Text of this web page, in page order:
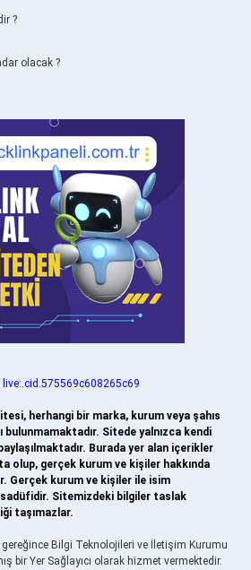
?
olacak ?
live:.cid.575569c608265c69
herhangi bir marka, kurum veya şahıs
bulunmamaktadır. Sitede yalnızca kendi
Burada yer alan içerikler
olup, gerçek kurum ve kişiler hakkında
Gerçek kurum ve kişiler ile isim
Sitemizdeki bilgiler taslak
taşımazlar.
gereğince Bilgi Teknolojileri ve İletişim Kurumu
bir Yer Sağlayıcı olarak hizmet vermektedir.